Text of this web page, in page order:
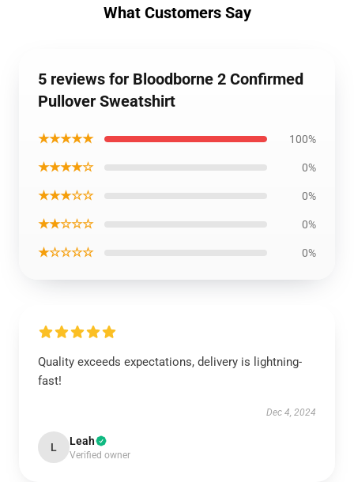
What Customers Say
5 reviews for Bloodborne 2 Confirmed
Pullover Sweatshirt
★★★★★ 100%
★★★★☆ 0%
★★★☆☆ 0%
★★☆☆☆ 0%
★☆☆☆☆ 0%
Quality exceeds expectations, delivery is lightning-
fast!
Dec 4, 2024
L Leah
Verified owner